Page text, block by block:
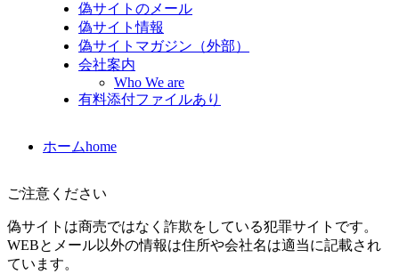
偽サイトのメール
偽サイト情報
偽サイトマガジン（外部）
会社案内
Who We are
有料添付ファイルあり
ホームhome
ご注意ください
偽サイトは商売ではなく詐欺をしている犯罪サイトです。
WEBとメール以外の情報は住所や会社名は適当に記載され
ています。